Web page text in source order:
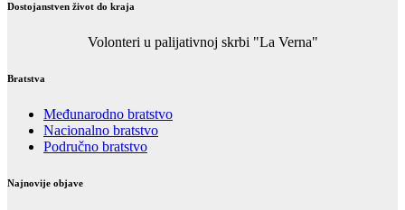
Dostojanstven život do kraja
Volonteri u palijativnoj skrbi "La Verna"
Bratstva
Međunarodno bratstvo
Nacionalno bratstvo
Područno bratstvo
Najnovije objave